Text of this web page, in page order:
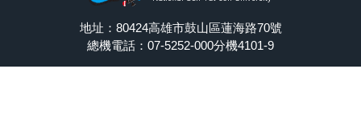
地址：80424高雄市鼓山區蓮海路70號
總機電話：07-5252-000分機4101-9